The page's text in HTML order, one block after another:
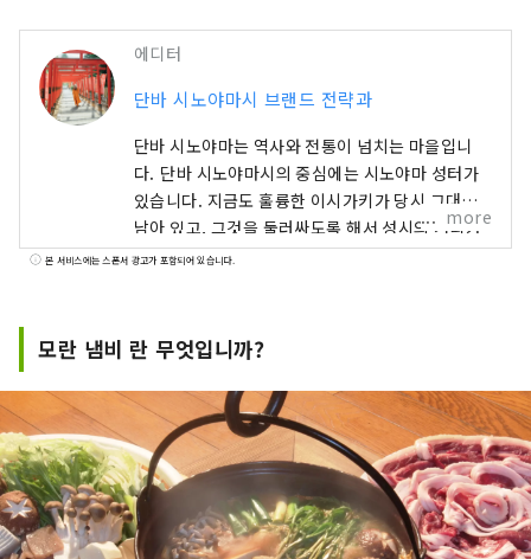
에디터
단바 시노야마시 브랜드 전략과
단바 시노야마는 역사와 전통이 넘치는 마을입니
다. 단바 시노야마시의 중심에는 시노야마 성터가
있습니다. 지금도 훌륭한 이시가키가 당시 그대로
남아 있고, 그것을 둘러싸도록 해서 성시의 거리가
펼쳐져 있습니다. 단바 시노야마의 거리와 문화는
있을 것입니다.
more
본 서비스에는 스폰서 광고가 포함되어 있습니다.
모란 냄비 란 무엇입니까?